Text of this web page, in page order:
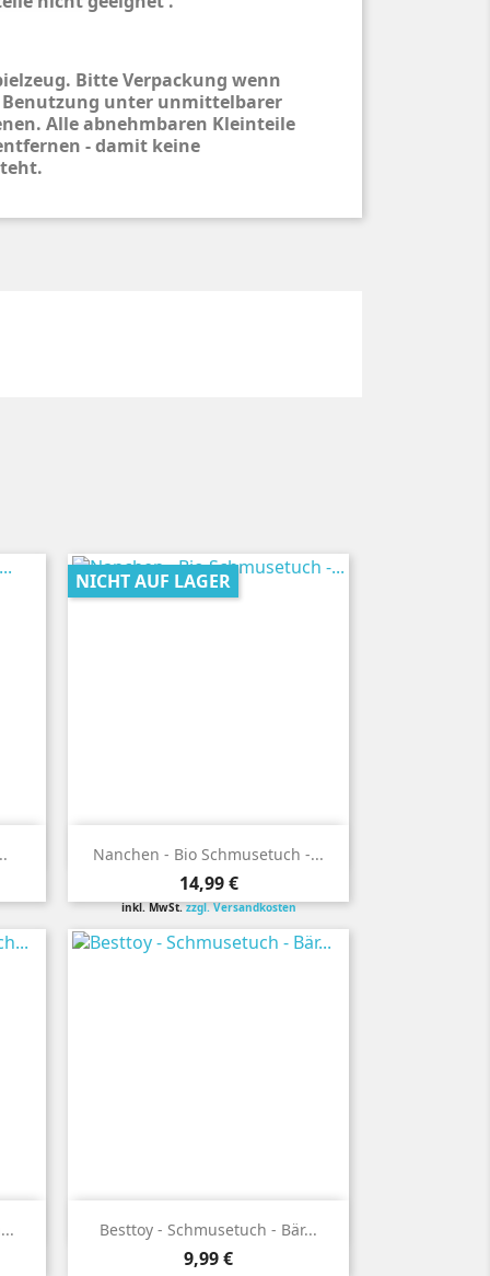
Bitte Verpackung wenn
unter unmittelbarer
Alle abnehmbaren Kleinteile
- damit keine
Nanchen - Bio Schmusetuch -...
Preis
14,99 €
inkl. MwSt.zzgl. Versandkosten
NICHT AUF LAGER
 Vorschau
Besttoy - Schmusetuch - Bär...
Preis
9,99 €
 Vorschau